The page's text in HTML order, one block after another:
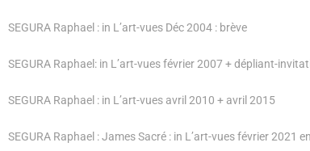
SEGURA Raphael : in L’art-vues Déc 2004 : brève
SEGURA Raphael: in L’art-vues février 2007 + dépliant-
SEGURA Raphael : in L’art-vues avril 2010 + avril 2015
SEGURA Raphael : James Sacré : in L’art-vues février 2021